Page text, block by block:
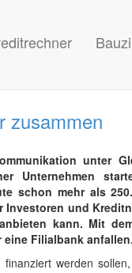
zusammen
unter
Unternehmen
schon mehr als
Investoren und
kann. Mit
Filialbank anfallen.
werden